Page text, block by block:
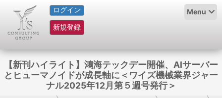
ログイン
新規登録
Menu
HOME
サービス紹介
グループ概要
【新刊ハイライト】鴻海テックデー開催、AIサーバー
とヒューマノイドが成長軸に＜ワイズ機械業界ジャー
ナル2025年12月第５週号発行＞